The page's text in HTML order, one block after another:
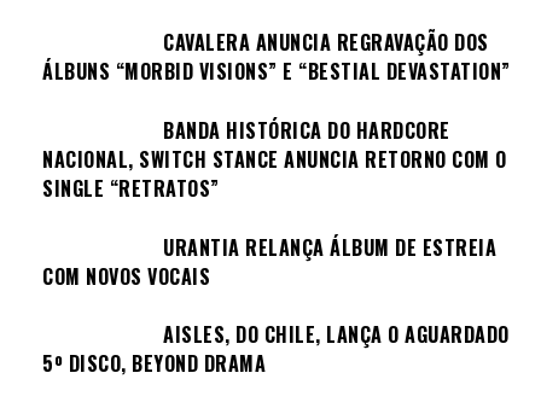
CAVALERA ANUNCIA REGRAVAÇÃO DOS
ÁLBUNS “MORBID VISIONS” E “BESTIAL DEVASTATION”
BANDA HISTÓRICA DO HARDCORE
NACIONAL, SWITCH STANCE ANUNCIA RETORNO COM O
SINGLE “RETRATOS”
URANTIA RELANÇA ÁLBUM DE ESTREIA
COM NOVOS VOCAIS
AISLES, DO CHILE, LANÇA O AGUARDADO
5º DISCO, BEYOND DRAMA